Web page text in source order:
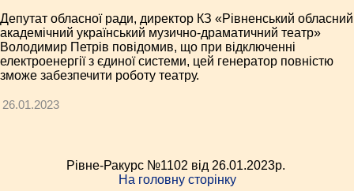
Депутат обласної ради, директор КЗ «Рівненський обласний
академічний український музично-драматичний театр»
Володимир Петрів повідомив, що при відключенні
електроенергії з єдиної системи, цей генератор повністю
зможе забезпечити роботу театру.
26.01.2023
Рівне-Ракурс №1102 від 26.01.2023p.
На головну сторінку